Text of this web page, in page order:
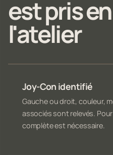
est pris
l'atelier
Joy-Con identifié
Gauche ou droit, couleur,
associés sont relevés.
complète est nécessaire.